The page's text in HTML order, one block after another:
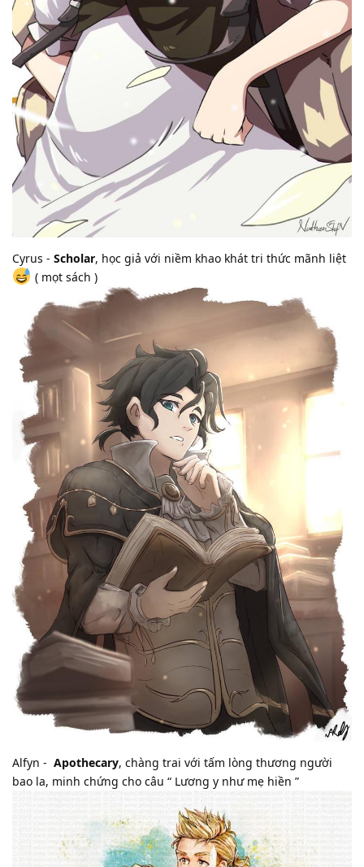
Cyrus - Scholar, học giả với niềm khao khát tri thức mãnh liệt
( mọt sách )
Alfyn - Apothecary, chàng trai với tấm lòng thương người
bao la, minh chứng cho câu “ Lương y như mẹ hiền ”